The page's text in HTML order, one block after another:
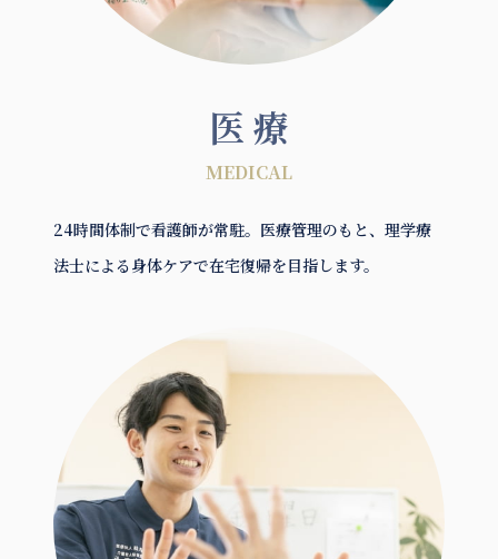
医 療
MEDICAL
24時間体制で看護師が常駐。医療管理のもと、理学療
法士による身体ケアで在宅復帰を目指します。